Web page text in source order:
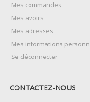
Mes commandes
Mes avoirs
Mes adresses
Mes informations
Se déconnecter
CONTACTEZ-NOUS